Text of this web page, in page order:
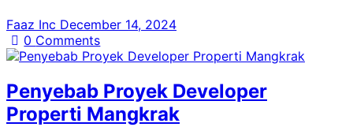
Faaz Inc December 14, 2024
0 Comments
Penyebab Proyek Developer
Properti Mangkrak